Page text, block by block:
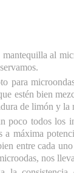
al
para
estén bien
de limón y la
poco todos los
a máxima
entre cada
nos